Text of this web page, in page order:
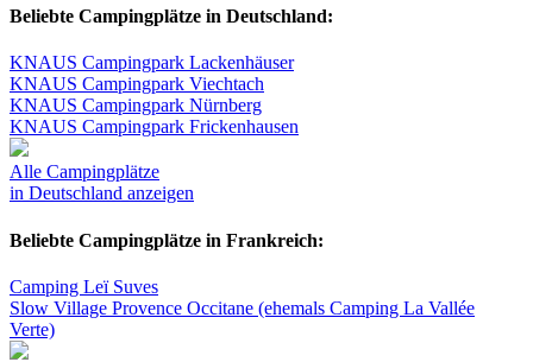
Beliebte Campingplätze in Deutschland:
KNAUS Campingpark Lackenhäuser
KNAUS Campingpark Viechtach
KNAUS Campingpark Nürnberg
KNAUS Campingpark Frickenhausen
Alle Campingplätze
in Deutschland anzeigen
Beliebte Campingplätze in Frankreich:
Camping Leï Suves
Slow Village Provence Occitane (ehemals Camping La Vallée
Verte)